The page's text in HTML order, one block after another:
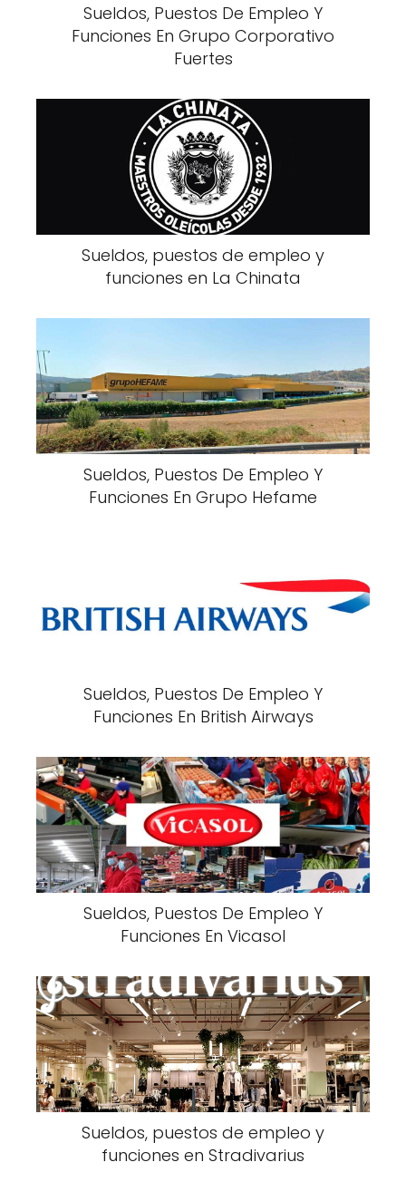
Sueldos, Puestos De Empleo Y
Funciones En Grupo Corporativo
Fuertes
Sueldos, puestos de empleo y
funciones en La Chinata
Sueldos, Puestos De Empleo Y
Funciones En Grupo Hefame
Sueldos, Puestos De Empleo Y
Funciones En British Airways
Sueldos, Puestos De Empleo Y
Funciones En Vicasol
Sueldos, puestos de empleo y
funciones en Stradivarius